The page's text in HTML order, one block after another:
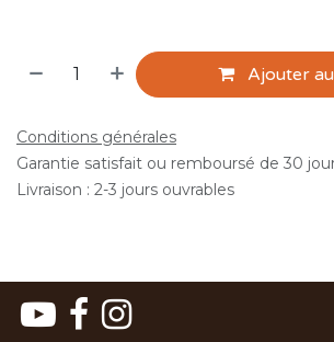
Ajouter
Conditions générales
Garantie satisfait ou remboursé de 30
Livraison : 2-3 jours ouvrables